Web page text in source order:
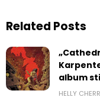
Related Posts
album
HELLY